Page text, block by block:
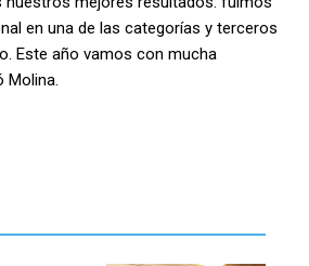
en una de las categorías y terceros
Este año vamos con mucha
Molina.